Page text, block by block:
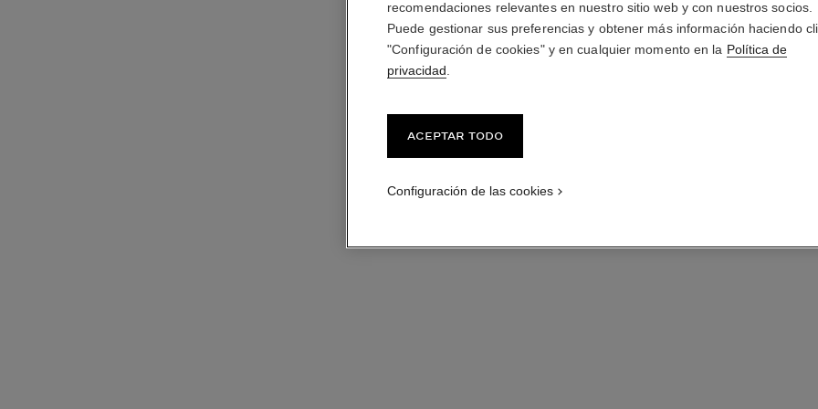
recomendaciones relevantes en nuestro sitio web y con nuestros socios.
Puede gestionar sus preferencias y obtener más información haciendo
"Configuración de cookies" y en cualquier momento en la Política de
privacidad
Aceptar todo
Configuración de las cookies